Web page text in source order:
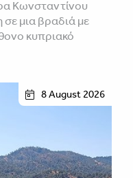
Κωνσταντίνου
μια βραδιά με
κυπριακό
8 August 2026